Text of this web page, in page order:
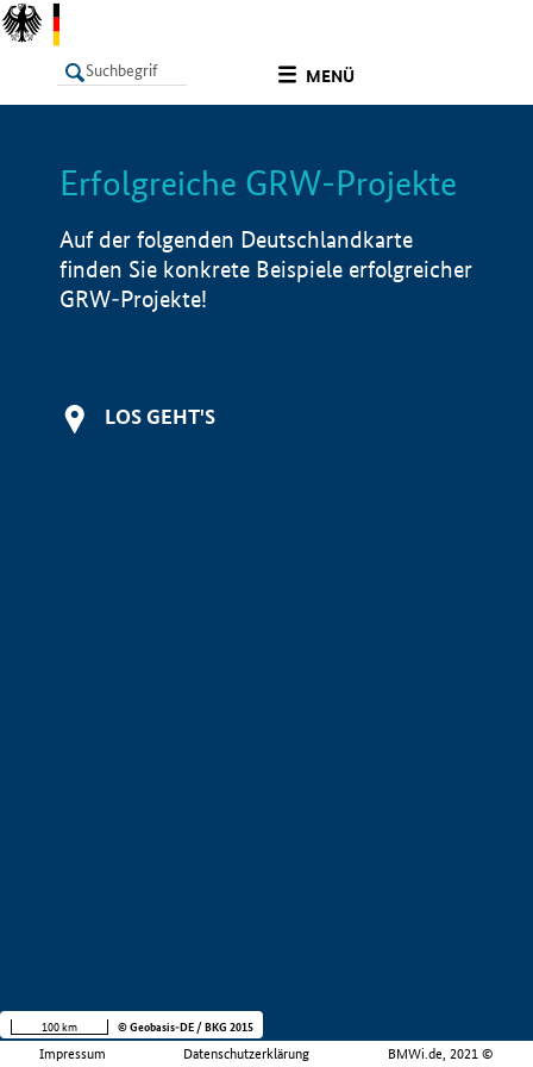
MENÜ
LISTE Info
Erfolgreiche GRW-Projekte
Auf der folgenden Deutschlandkarte
finden Sie konkrete Beispiele erfolgreicher
GRW-Projekte!
LOS GEHT'S
Impressum Datenschutzerklärung BMWi.de, 2021 ©
100 km © Geobasis-DE / BKG 2015